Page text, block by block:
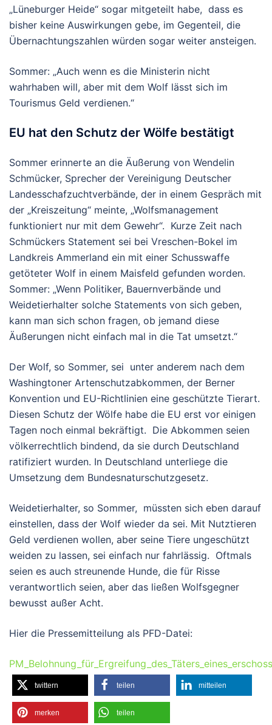
„Lüneburger Heide“ sogar mitgeteilt habe, dass es
bisher keine Auswirkungen gebe, im Gegenteil, die
Übernachtungszahlen würden sogar weiter ansteigen.
Sommer: „Auch wenn es die Ministerin nicht
wahrhaben will, aber mit dem Wolf lässt sich im
Tourismus Geld verdienen.“
EU hat den Schutz der Wölfe bestätigt
Sommer erinnerte an die Äußerung von Wendelin
Schmücker, Sprecher der Vereinigung Deutscher
Landesschafzuchtverbände, der in einem Gespräch mit
der „Kreiszeitung“ meinte, „Wolfsmanagement
funktioniert nur mit dem Gewehr“. Kurze Zeit nach
Schmückers Statement sei bei Vreschen-Bokel im
Landkreis Ammerland ein mit einer Schusswaffe
getöteter Wolf in einem Maisfeld gefunden worden.
Sommer: „Wenn Politiker, Bauernverbände und
Weidetierhalter solche Statements von sich geben,
kann man sich schon fragen, ob jemand diese
Äußerungen nicht einfach mal in die Tat umsetzt.“
Der Wolf, so Sommer, sei unter anderem nach dem
Washingtoner Artenschutzabkommen, der Berner
Konvention und EU-Richtlinien eine geschützte Tierart.
Diesen Schutz der Wölfe habe die EU erst vor einigen
Tagen noch einmal bekräftigt. Die Abkommen seien
völkerrechtlich bindend, da sie durch Deutschland
ratifiziert wurden. In Deutschland unterliege die
Umsetzung dem Bundesnaturschutzgesetz.
Weidetierhalter, so Sommer, müssten sich eben darauf
einstellen, dass der Wolf wieder da sei. Mit Nutztieren
Geld verdienen wollen, aber seine Tiere ungeschützt
weiden zu lassen, sei einfach nur fahrlässig. Oftmals
seien es auch streunende Hunde, die für Risse
verantwortlich seien, aber das ließen Wolfsgegner
bewusst außer Acht.
Hier die Pressemitteilung als PFD-Datei:
twittern teilen mitteilen
merken teilen